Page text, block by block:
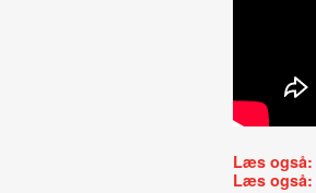
Læs også:
Læs også: